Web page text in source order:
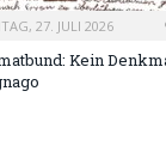
27. JULI 2026
Kein